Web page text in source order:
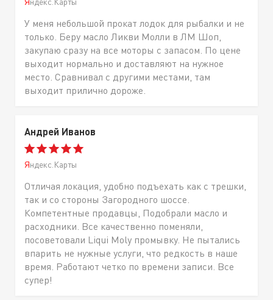
У меня небольшой прокат лодок для рыбалки и не
только. Беру масло Ликви Молли в ЛМ Шоп,
закупаю сразу на все моторы с запасом. По цене
выходит нормально и доставляют на нужное
место. Сравнивал с другими местами, там
выходит прилично дороже.
Андрей Иванов
Яндекс.Карты
Отличая локация, удобно подъехать как с трешки,
так и со стороны Загородного шоссе.
Компетентные продавцы, Подобрали масло и
расходники. Все качественно поменяли,
посоветовали Liqui Moly промывку. Не пытались
впарить не нужные услуги, что редкость в наше
время. Работают четко по времени записи. Все
супер!